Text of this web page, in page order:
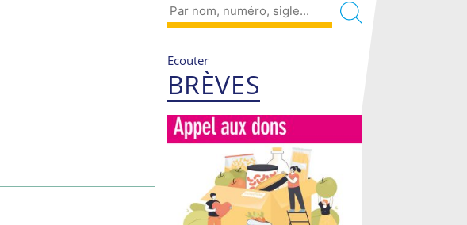
Ecouter
BRÈVES